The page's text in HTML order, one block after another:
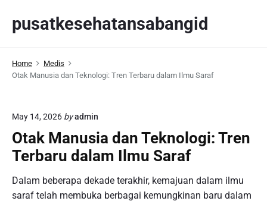
p
pusatkesehatansabangid
Home
Medis
Otak Manusia dan Teknologi: Tren Terbaru dalam Ilmu Saraf
May 14, 2026 byadmin
Otak Manusia dan Teknologi: Tren
Terbaru dalam Ilmu Saraf
Dalam beberapa dekade terakhir, kemajuan dalam ilmu
saraf telah membuka berbagai kemungkinan baru dalam